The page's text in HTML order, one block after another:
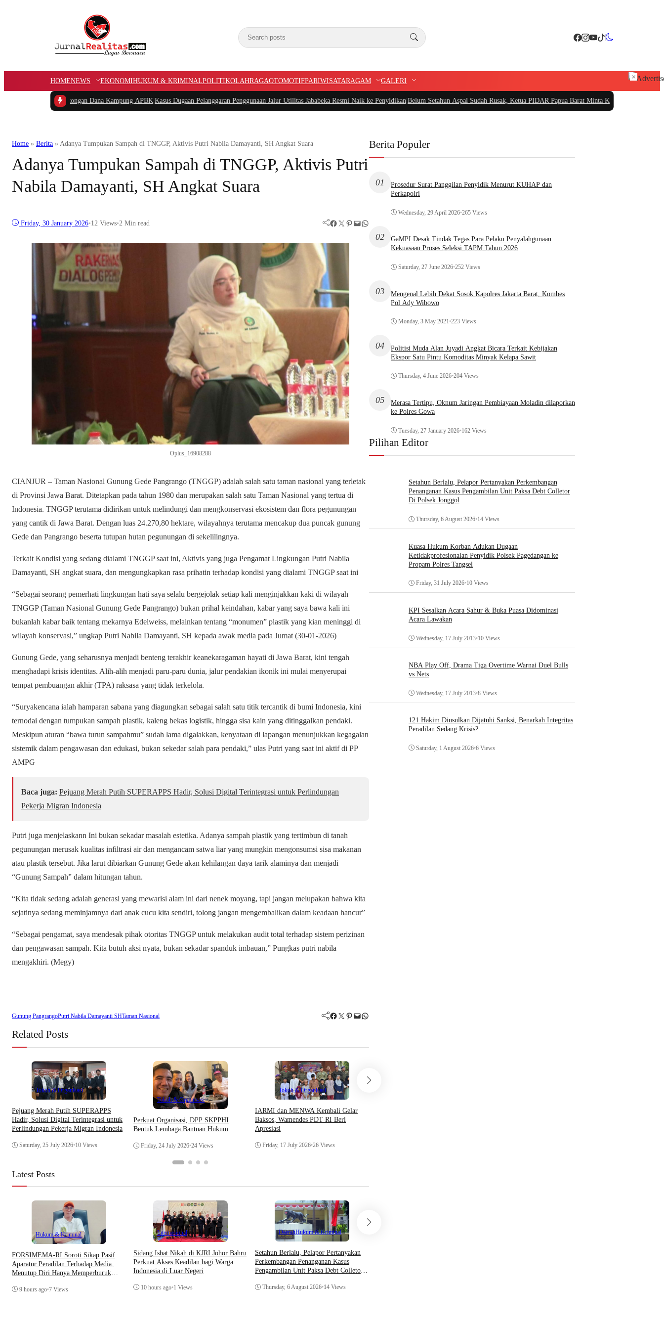
HOMENEWS EKONOMIHUKUM & KRIMINALPOLITIKOLAHRAGAOTOMOTIFPARIWISATARAGAM GALERI
Potongan Dana Kampung APBK|Kasus Dugaan Pelanggaran Penggunaan Jalur Utilitas Jababeka Resmi Naik ke Penyidikan|Belum Setahun Aspal Sudah Rusak, Ketua PIDAR Papua Barat Minta Kajati Papua Periksa PT. Fajar
Home » Berita » Adanya Tumpukan Sampah di TNGGP, Aktivis Putri Nabila Damayanti, SH Angkat Suara
Adanya Tumpukan Sampah di TNGGP, Aktivis Putri
Nabila Damayanti, SH Angkat Suara
Friday, 30 January 2026•12 Views•2 Min read Facebook Twitter Pinterest Mail WhatsApp
Oplus_16908288
CIANJUR – Taman Nasional Gunung Gede Pangrango (TNGGP) adalah salah satu taman nasional yang terletak
di Provinsi Jawa Barat. Ditetapkan pada tahun 1980 dan merupakan salah satu Taman Nasional yang tertua di
Indonesia. TNGGP terutama didirikan untuk melindungi dan mengkonservasi ekosistem dan flora pegunungan
yang cantik di Jawa Barat. Dengan luas 24.270,80 hektare, wilayahnya terutama mencakup dua puncak gunung
Gede dan Pangrango beserta tutupan hutan pegunungan di sekelilingnya.
Terkait Kondisi yang sedang dialami TNGGP saat ini, Aktivis yang juga Pengamat Lingkungan Putri Nabila
Damayanti, SH angkat suara, dan mengungkapkan rasa prihatin terhadap kondisi yang dialami TNGGP saat ini
“Sebagai seorang pemerhati lingkungan hati saya selalu bergejolak setiap kali menginjakkan kaki di wilayah
TNGGP (Taman Nasional Gunung Gede Pangrango) bukan prihal keindahan, kabar yang saya bawa kali ini
bukanlah kabar baik tentang mekarnya Edelweiss, melainkan tentang “monumen” plastik yang kian meninggi di
wilayah konservasi,” ungkap Putri Nabila Damayanti, SH kepada awak media pada Jumat (30-01-2026)
Gunung Gede, yang seharusnya menjadi benteng terakhir keanekaragaman hayati di Jawa Barat, kini tengah
menghadapi krisis identitas. Alih-alih menjadi paru-paru dunia, jalur pendakian ikonik ini mulai menyerupai
tempat pembuangan akhir (TPA) raksasa yang tidak terkelola.
“Suryakencana ialah hamparan sabana yang diagungkan sebagai salah satu titik tercantik di bumi Indonesia, kini
ternodai dengan tumpukan sampah plastik, kaleng bekas logistik, hingga sisa kain yang ditinggalkan pendaki.
Meskipun aturan “bawa turun sampahmu” sudah lama digalakkan, kenyataan di lapangan menunjukkan kegagalan
sistemik dalam pengawasan dan edukasi, bukan sekedar salah para pendaki,” ulas Putri yang saat ini aktif di PP
AMPG
Baca juga: Pejuang Merah Putih SUPERAPPS Hadir, Solusi Digital Terintegrasi untuk Perlindungan
Pekerja Migran Indonesia
Putri juga menjelaskann Ini bukan sekadar masalah estetika. Adanya sampah plastik yang tertimbun di tanah
pegunungan merusak kualitas infiltrasi air dan mengancam satwa liar yang mungkin mengonsumsi sisa makanan
atau plastik tersebut. Jika larut dibiarkan Gunung Gede akan kehilangan daya tarik alaminya dan menjadi
“Gunung Sampah” dalam hitungan tahun.
“Kita tidak sedang adalah generasi yang mewarisi alam ini dari nenek moyang, tapi jangan melupakan bahwa kita
sejatinya sedang meminjamnya dari anak cucu kita sendiri, tolong jangan mengembalikan dalam keadaan hancur”
“Sebagai pengamat, saya mendesak pihak otoritas TNGGP untuk melakukan audit total terhadap sistem perizinan
dan pengawasan sampah. Kita butuh aksi nyata, bukan sekadar spanduk imbauan,” Pungkas putri nabila
mengakhiri. (Megy)
Gunung PangrangoPutri Nabila Damayanti SHTaman Nasional Facebook Twitter Pinterest Mail WhatsApp
Related Posts
Tokoh & Organisasi
Pejuang Merah Putih SUPERAPPS
Hadir, Solusi Digital Terintegrasi untuk
Perlindungan Pekerja Migran Indonesia
Saturday, 25 July 2026•10 Views
Tokoh & Organisasi
Perkuat Organisasi, DPP SKPPHI
Bentuk Lembaga Bantuan Hukum
Friday, 24 July 2026•24 Views
Tokoh & Organisasi
IARMI dan MENWA Kembali Gelar
Baksos, Wamendes PDT RI Beri
Apresiasi
Friday, 17 July 2026•26 Views
Latest Posts
Hukum & Kriminal
​FORSIMEMA-RI Soroti Sikap Pasif
Aparatur Peradilan Terhadap Media:
Menutup Diri Hanya Memperburuk
9 hours ago•7 Views
Internasional
Sidang Isbat Nikah di KJRI Johor Bahru
Perkuat Akses Keadilan bagi Warga
Indonesia di Luar Negeri
10 hours ago•1 Views
DaerahHukum & Kriminal
Setahun Berlalu, Pelapor Pertanyakan
Perkembangan Penanganan Kasus
Pengambilan Unit Paksa Debt Colletor
Thursday, 6 August 2026•14 Views
Berita Populer
01
Prosedur Surat Panggilan Penyidik Menurut KUHAP dan
Perkapolri
Wednesday, 29 April 2026•265 Views
02
GaMPI Desak Tindak Tegas Para Pelaku Penyalahgunaan
Kekuasaan Proses Seleksi TAPM Tahun 2026
Saturday, 27 June 2026•252 Views
03
Mengenal Lebih Dekat Sosok Kapolres Jakarta Barat, Kombes
Pol Ady Wibowo
Monday, 3 May 2021•223 Views
04
Politisi Muda Alan Juyadi Angkat Bicara Terkait Kebijakan
Ekspor Satu Pintu Komoditas Minyak Kelapa Sawit
Thursday, 4 June 2026•204 Views
05
Merasa Tertipu, Oknum Jaringan Pembiayaan Moladin dilaporkan
ke Polres Gowa
Tuesday, 27 January 2026•162 Views
Pilihan Editor
Setahun Berlalu, Pelapor Pertanyakan Perkembangan
Penanganan Kasus Pengambilan Unit Paksa Debt Colletor
Di Polsek Jonggol
Thursday, 6 August 2026•14 Views
Kuasa Hukum Korban Adukan Dugaan
Ketidakprofesionalan Penyidik Polsek Pagedangan ke
Propam Polres Tangsel
Friday, 31 July 2026•10 Views
KPI Sesalkan Acara Sahur & Buka Puasa Didominasi
Acara Lawakan
Wednesday, 17 July 2013•10 Views
NBA Play Off, Drama Tiga Overtime Warnai Duel Bulls
vs Nets
Wednesday, 17 July 2013•8 Views
121 Hakim Diusulkan Dijatuhi Sanksi, Benarkah Integritas
Peradilan Sedang Krisis?
Saturday, 1 August 2026•6 Views
×